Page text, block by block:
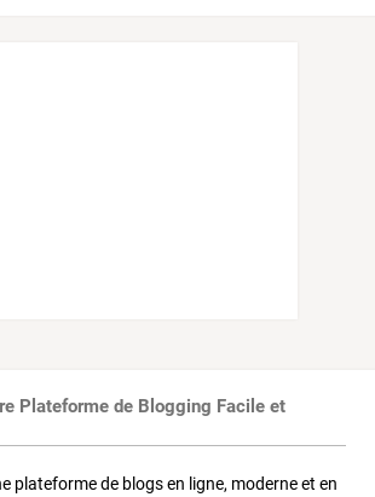
Plateforme de Blogging Facile et
plateforme de blogs en ligne, moderne et en